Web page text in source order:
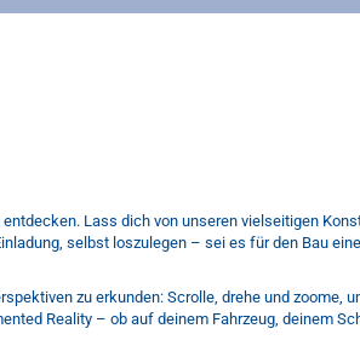
Lass dich von unseren vielseitigen
selbst loszulegen – sei es für den Bau
zu erkunden: Scrolle, drehe und zoome,
Reality – ob auf deinem Fahrzeug, deinem